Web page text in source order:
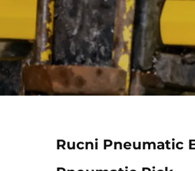
Rucni Pneumatic